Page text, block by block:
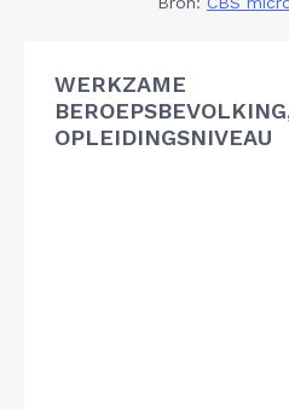
WERKZAME
OPLEIDINGSNIVEAU